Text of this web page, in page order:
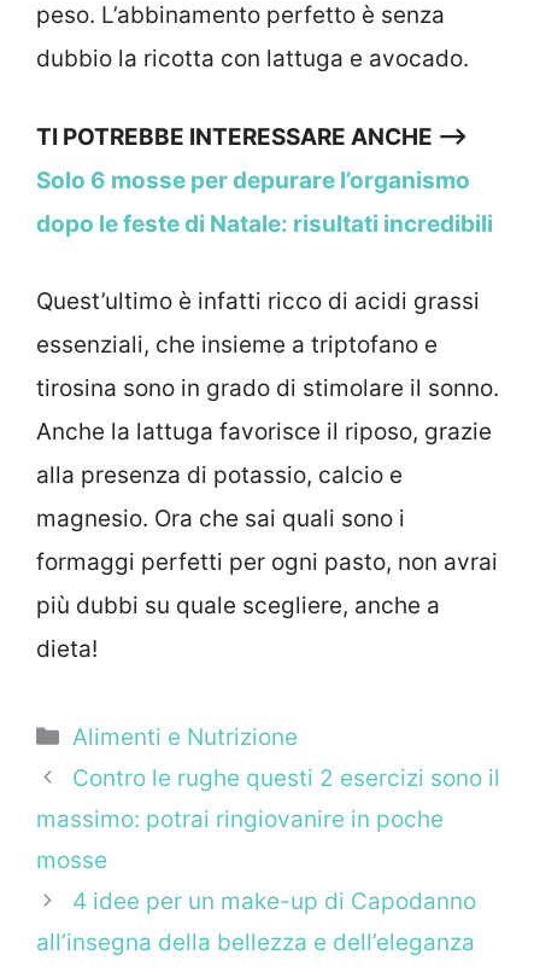
peso. L’abbinamento perfetto è senza
dubbio la ricotta con lattuga e avocado.
TI POTREBBE INTERESSARE ANCHE —->
Solo 6 mosse per depurare l’organismo
dopo le feste di Natale: risultati incredibili
Quest’ultimo è infatti ricco di acidi grassi
essenziali, che insieme a triptofano e
tirosina sono in grado di stimolare il sonno.
Anche la lattuga favorisce il riposo, grazie
alla presenza di potassio, calcio e
magnesio. Ora che sai quali sono i
formaggi perfetti per ogni pasto, non avrai
più dubbi su quale scegliere, anche a
dieta!
Categorie
Alimenti e Nutrizione
Contro le rughe questi 2 esercizi sono il
massimo: potrai ringiovanire in poche
mosse
4 idee per un make-up di Capodanno
all’insegna della bellezza e dell’eleganza